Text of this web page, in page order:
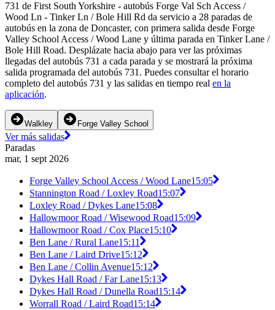
731 de First South Yorkshire - autobús Forge Val Sch Access /
Wood Ln - Tinker Ln / Bole Hill Rd da servicio a 28 paradas de
autobús en la zona de Doncaster, con primera salida desde Forge
Valley School Access / Wood Lane y última parada en Tinker Lane /
Bole Hill Road. Desplázate hacia abajo para ver las próximas
llegadas del autobús 731 a cada parada y se mostrará la próxima
salida programada del autobús 731. Puedes consultar el horario
completo del autobús 731 y las salidas en tiempo real en la
aplicación.
Walkley Forge Valley School
Ver más salidas
Paradas
mar, 1 sept 2026
Forge Valley School Access / Wood Lane15:05
Stannington Road / Loxley Road15:07
Loxley Road / Dykes Lane15:08
Hallowmoor Road / Wisewood Road15:09
Hallowmoor Road / Cox Place15:10
Ben Lane / Rural Lane15:11
Ben Lane / Laird Drive15:12
Ben Lane / Collin Avenue15:12
Dykes Hall Road / Far Lane15:13
Dykes Hall Road / Dunella Road15:14
Worrall Road / Laird Road15:14